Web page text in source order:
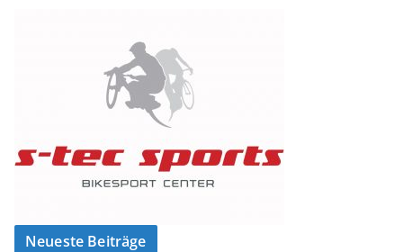
Neueste Beiträge